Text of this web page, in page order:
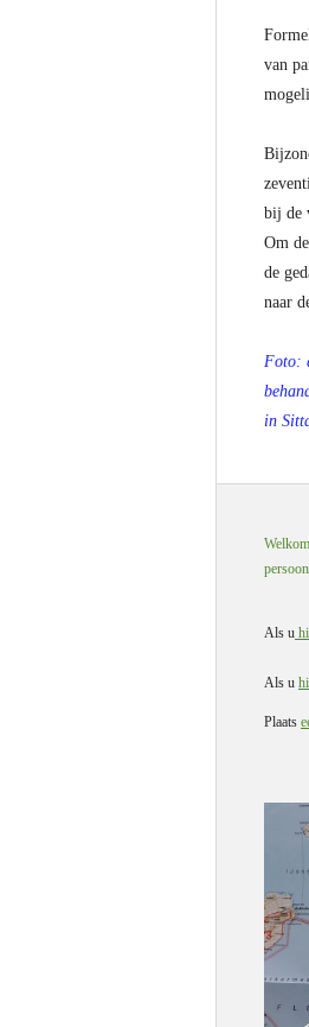
van
bij de
Om
de
naar
Foto:
in
Als u
Als u
Plaats